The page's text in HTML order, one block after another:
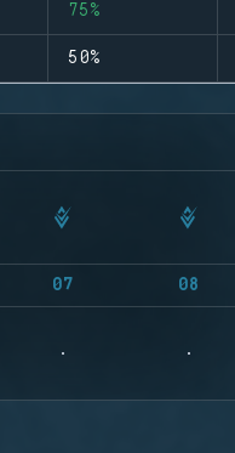
75%
50%
07 08